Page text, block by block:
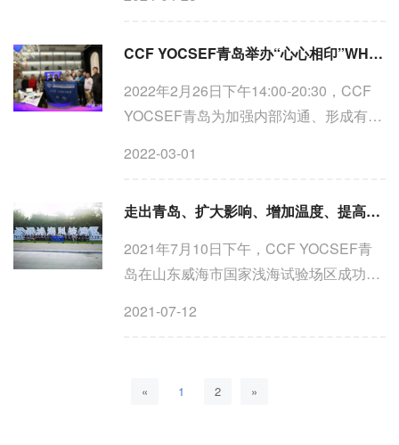
秘书张莹（华北电力大学），CCF
YOCSEF青岛发起人，第一届副主席梁永
全（山东...
CCF YOCSEF青岛举办“心心相印”WHYME专题分享会
2022年2月26日下午14:00-20:30，CCF
YOCSEF青岛为加强内部沟通、形成有战
——安雅悦艺术酒店圆满举办首届“心心相
WHYME专题分享会的...
2022-03-01
走出青岛、扩大影响、增加温度、提高深度——CCF YOCSEF青岛成功举办2021-2022年度换届会议
2021年7月10日下午，CCF YOCSEF青
岛在山东威海市国家浅海试验场区成功举
陶耀东，2020-2021年度YOCSEF青岛主
2021-07-12
« 1 2 »